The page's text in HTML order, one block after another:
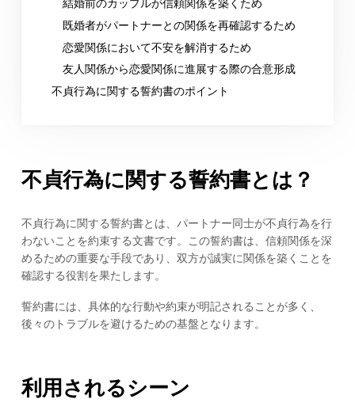
結婚前のカップルが信頼関係を築くため
既婚者がパートナーとの関係を再確認するため
恋愛関係において不安を解消するため
友人関係から恋愛関係に進展する際の合意形成
不貞行為に関する誓約書のポイント
不貞行為に関する誓約書とは？
不貞行為に関する誓約書とは、パートナー同士が不貞行為を行
わないことを約束する文書です。この誓約書は、信頼関係を深
めるための重要な手段であり、双方が誠実に関係を築くことを
確認する役割を果たします。
誓約書には、具体的な行動や約束が明記されることが多く、
後々のトラブルを避けるための基盤となります。
利用されるシーン